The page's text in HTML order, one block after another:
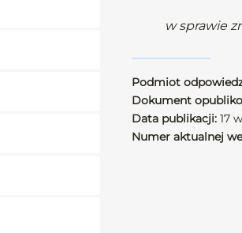
w sprawie
Podmiot
Dokument
Data publikacji: 17
Numer aktualnej